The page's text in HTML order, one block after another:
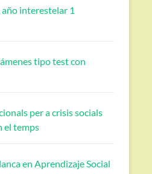
interestelar 1
tipo test con
per a crisis socials
el temps
en Aprendizaje Social